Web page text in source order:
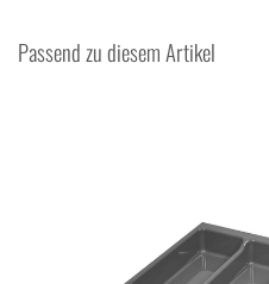
Passend zu diesem Artikel